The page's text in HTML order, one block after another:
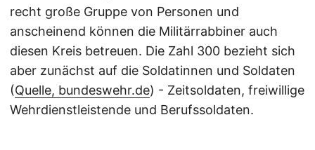
recht große Gruppe von Personen und
anscheinend können die Militärrabbiner auch
diesen Kreis betreuen. Die Zahl 300 bezieht sich
aber zunächst auf die Soldatinnen und Soldaten
(Quelle, bundeswehr.de) - Zeitsoldaten, freiwillige
Wehrdienstleistende und Berufssoldaten.